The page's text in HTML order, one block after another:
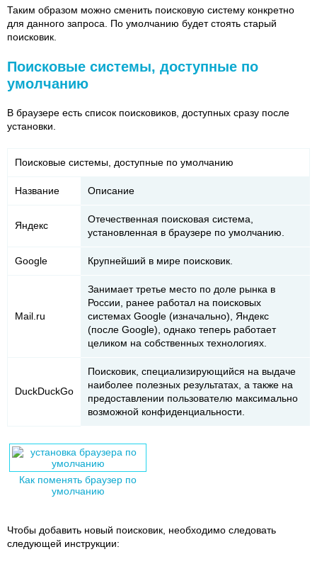
Таким образом можно сменить поисковую систему конкретно
для данного запроса. По умолчанию будет стоять старый
поисковик.
Поисковые системы, доступные по
умолчанию
В браузере есть список поисковиков, доступных сразу после
установки.
Поисковые системы, доступные по умолчанию
Название Описание
Яндекс
Отечественная поисковая система,
установленная в браузере по умолчанию.
Google Крупнейший в мире поисковик.
Mail.ru
Занимает третье место по доле рынка в
России, ранее работал на поисковых
системах Google (изначально), Яндекс
(после Google), однако теперь работает
целиком на собственных технологиях.
DuckDuckGo
Поисковик, специализирующийся на выдаче
наиболее полезных результатах, а также на
предоставлении пользователю максимально
возможной конфиденциальности.
Как поменять браузер по
умолчанию
Чтобы добавить новый поисковик, необходимо следовать
следующей инструкции: